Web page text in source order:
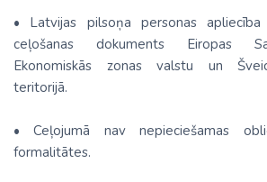
• Latvijas pilsoņa personas
ceļošanas dokuments Eiropas
Ekonomiskās zonas valstu un
teritorijā.
• Ceļojumā nav nepieciešamas
formalitātes.